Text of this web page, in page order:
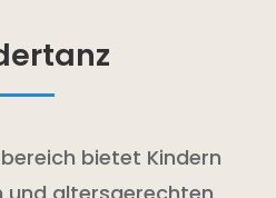
bietet Kindern